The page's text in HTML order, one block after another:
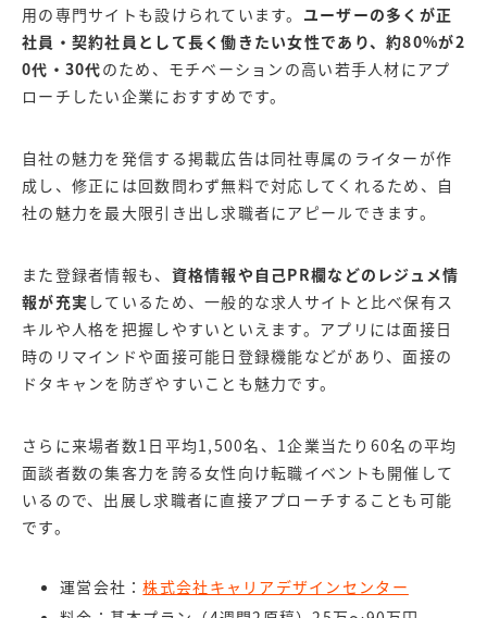
用の専門サイトも設けられています。 ユーザーの多くが正
社員・契約社員として長く働きたい女性であり、約80%が2
0代・30代のため、モチベーションの高い若手人材にアプ
ローチしたい企業におすすめです。
自社の魅力を発信する掲載広告は同社専属のライターが作
成し、修正には回数問わず無料で対応してくれるため、自
社の魅力を最大限引き出し求職者にアピールできます。
また登録者情報も、 資格情報や自己PR欄などのレジュメ情
報が充実 しているため、一般的な求人サイトと比べ保有ス
キルや人格を把握しやすいといえます。アプリには面接日
時のリマインドや面接可能日登録機能などがあり、面接の
ドタキャンを防ぎやすいことも魅力です。
さらに来場者数1日平均1,500名、1企業当たり60名の平均
面談者数の集客力を誇る女性向け転職イベントも開催して
いるので、出展し求職者に直接アプローチすることも可能
です。
運営会社：株式会社キャリアデザインセンター